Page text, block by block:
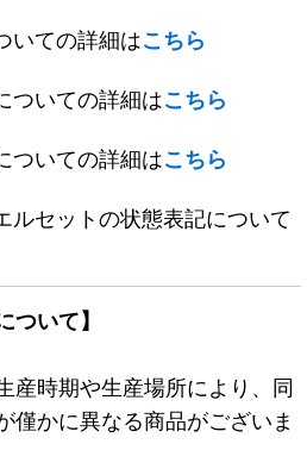
いての詳細はこちら
ついての詳細はこちら
ついての詳細はこちら
セットの状態表記について
ついて】
産時期や生産場所により、同
僅かに異なる商品がございま